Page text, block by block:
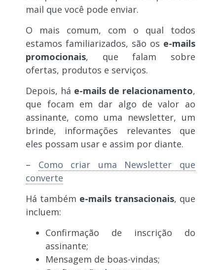
mail que você pode enviar.
O mais comum, com o qual todos
estamos familiarizados, são os e-mails
promocionais, que falam sobre
ofertas, produtos e serviços.
Depois, há e-mails de relacionamento,
que focam em dar algo de valor ao
assinante, como uma newsletter, um
brinde, informações relevantes que
eles possam usar e assim por diante.
– Como criar uma Newsletter que
converte
Há também e-mails transacionais, que
incluem:
Confirmação de inscrição do
assinante;
Mensagem de boas-vindas;